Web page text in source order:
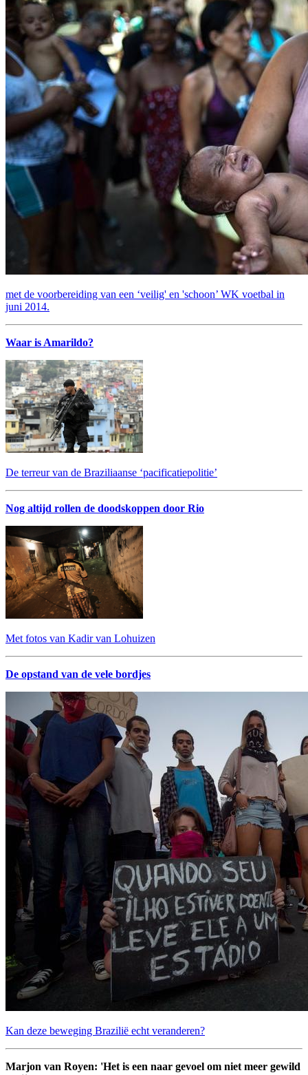
met de voorbereiding van een ‘veilig' en 'schoon’ WK voetbal in
juni 2014.
Waar is Amarildo?
De terreur van de Braziliaanse ‘pacificatiepolitie’
Nog altijd rollen de doodskoppen door Rio
Met fotos van Kadir van Lohuizen
De opstand van de vele bordjes
Kan deze beweging Brazilië echt veranderen?
Marjon van Royen: 'Het is een naar gevoel om niet meer gewild